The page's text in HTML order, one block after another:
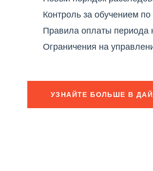
Контроль за обучением
Правила оплаты периода
Ограничения на
УЗНАЙТЕ БОЛЬШЕ В